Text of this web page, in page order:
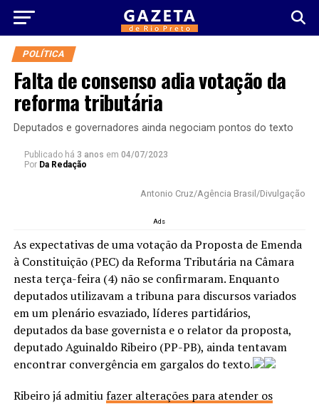
POLÍTICA
Falta de consenso adia votação da
reforma tributária
Deputados e governadores ainda negociam pontos do texto
Publicado há 3 anos em 04/07/2023
Por Da Redação
Antonio Cruz/Agência Brasil/Divulgação
Ads
As expectativas de uma votação da Proposta de Emenda
à Constituição (PEC) da Reforma Tributária na Câmara
nesta terça-feira (4) não se confirmaram. Enquanto
deputados utilizavam a tribuna para discursos variados
em um plenário esvaziado, líderes partidários,
deputados da base governista e o relator da proposta,
deputado Aguinaldo Ribeiro (PP-PB), ainda tentavam
encontrar convergência em gargalos do texto.
Ribeiro já admitiufazer alterações para atender os